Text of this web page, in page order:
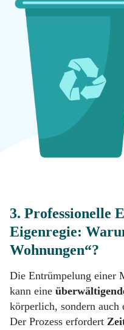
3. Professionelle
Eigenregie:
Wohnungen“?
Die Entrümpelung einer
kann eine
körperlich, sondern auch
Der Prozess erfordert